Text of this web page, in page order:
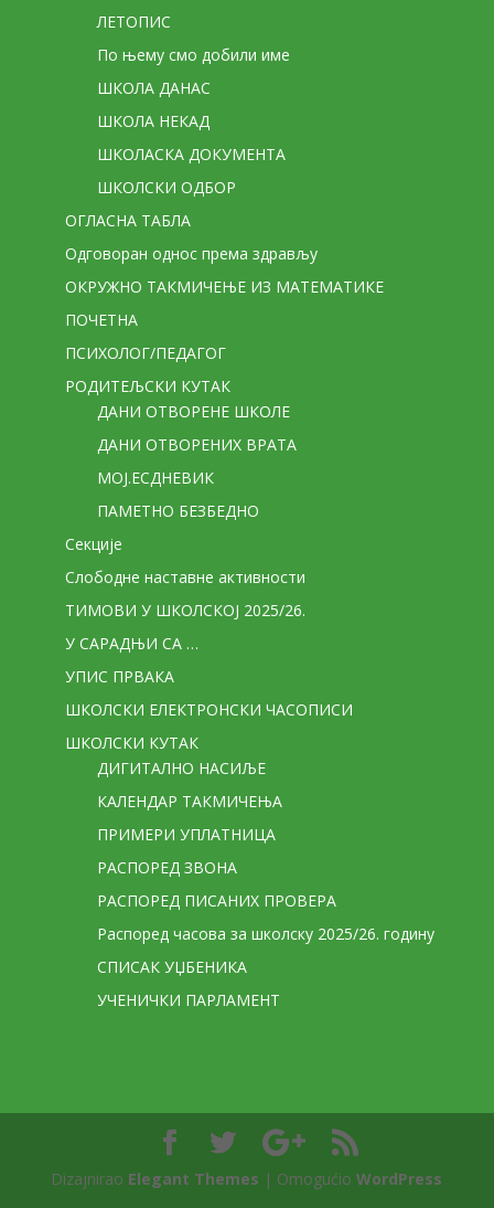
ЛЕТОПИС
По њему смо добили име
ШКОЛА ДАНАС
ШКОЛА НЕКАД
ШКОЛАСКА ДОКУМЕНТА
ШКОЛСКИ ОДБОР
ОГЛАСНА ТАБЛА
Одговоран однос према здрављу
ОКРУЖНО ТАКМИЧЕЊЕ ИЗ МАТЕМАТИКЕ
ПОЧЕТНА
ПСИХОЛОГ/ПЕДАГОГ
РОДИТЕЉСКИ КУТАК
ДАНИ ОТВОРЕНЕ ШКОЛЕ
ДАНИ ОТВОРЕНИХ ВРАТА
МОЈ.ЕСДНЕВИК
ПАМЕТНО БЕЗБЕДНО
Секције
Слободне наставне активности
ТИМОВИ У ШКОЛСКОЈ 2025/26.
У САРАДЊИ СА …
УПИС ПРВАКА
ШКОЛСКИ ЕЛЕКТРОНСКИ ЧАСОПИСИ
ШКОЛСКИ КУТАК
ДИГИТАЛНО НАСИЉЕ
КАЛЕНДАР ТАКМИЧЕЊА
ПРИМЕРИ УПЛАТНИЦА
РАСПОРЕД ЗВОНА
РАСПОРЕД ПИСАНИХ ПРОВЕРА
Распоред часова за школску 2025/26. годину
СПИСАК УЏБЕНИКА
УЧЕНИЧКИ ПАРЛАМЕНТ
Dizajnirao Elegant Themes | OmogućioWordPress